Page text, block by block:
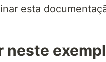
esta
neste